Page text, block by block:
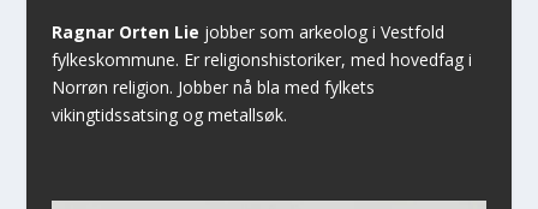
Ragnar Orten Lie jobber som arkeolog i Vestfold
fylkeskommune. Er religionshistoriker, med hovedfag i
Norrøn religion. Jobber nå bla med fylkets
vikingtidssatsing og metallsøk.